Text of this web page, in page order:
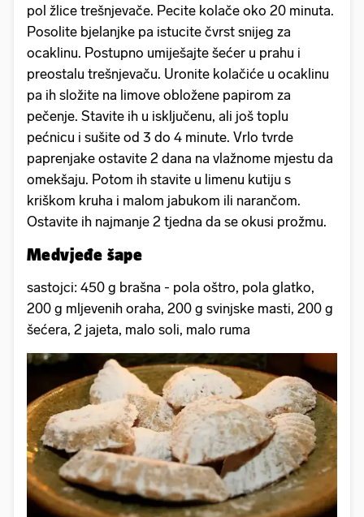
pol žlice trešnjevače. Pecite kolače oko 20 minuta.
Posolite bjelanjke pa istucite čvrst snijeg za
ocaklinu. Postupno umiješajte šećer u prahu i
preostalu trešnjevaču. Uronite kolačiće u ocaklinu
pa ih složite na limove obložene papirom za
pečenje. Stavite ih u isključenu, ali još toplu
pećnicu i sušite od 3 do 4 minute. Vrlo tvrde
paprenjake ostavite 2 dana na vlažnome mjestu da
omekšaju. Potom ih stavite u limenu kutiju s
kriškom kruha i malom jabukom ili narančom.
Ostavite ih najmanje 2 tjedna da se okusi prožmu.
Medvjeđe šape
sastojci: 450 g brašna - pola oštro, pola glatko,
200 g mljevenih oraha, 200 g svinjske masti, 200 g
šećera, 2 jajeta, malo soli, malo ruma